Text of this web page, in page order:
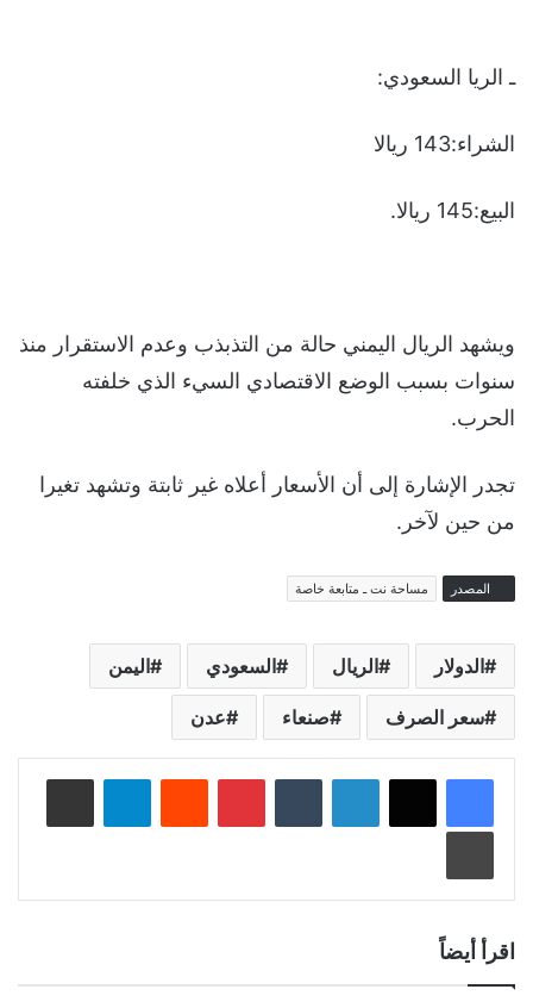
ـ الريا السعودي:
الشراء:143 ريالا
البيع:145 ريالا.
ويشهد الريال اليمني حالة من التذبذب وعدم الاستقرار منذ
سنوات بسبب الوضع الاقتصادي السيء الذي خلفته
الحرب.
تجدر الإشارة إلى أن الأسعار أعلاه غير ثابتة وتشهد تغيرا
من حين لآخر.
المصدر مساحة نت ـ متابعة خاصة
الدولار الريال السعودي اليمن
سعر الصرف صنعاء عدن
لينكدإن بينتيريست
اقرأ أيضاً